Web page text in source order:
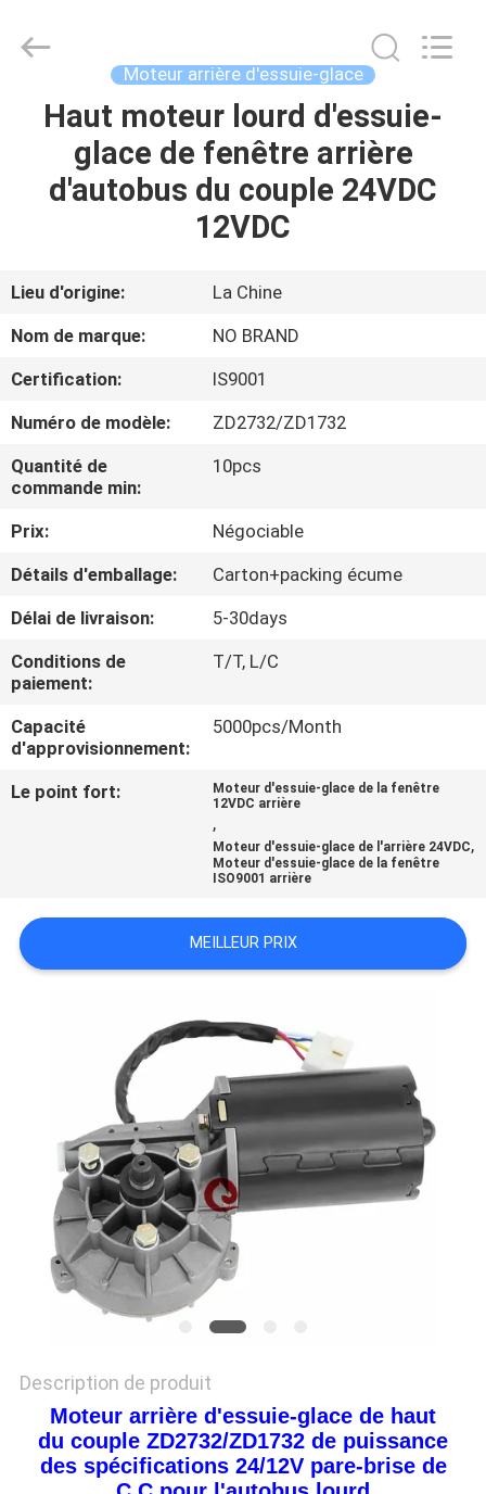
MAISON
À
PROPOS
NOUS
DE
L'USINE
CONTRÔLE
DE
LA
QUALITÉ
NOUVELLES
UN DEVIS
SITE
POLITIQUE
CONFIDENTIALITÉ
Junqi
International
Reserved.
Moteur arrière d'essuie-glace
Haut moteur lourd d'essuie-
glace de fenêtre arrière
d'autobus du couple 24VDC
12VDC
Lieu d'origine:
La Chine
Nom de marque:
NO BRAND
Certification:
IS9001
Numéro de modèle:
ZD2732/ZD1732
Quantité de
commande min:
10pcs
Prix:
Négociable
Détails d'emballage:
Carton+packing écume
Délai de livraison:
5-30days
Conditions de
paiement:
T/T, L/C
Capacité
d'approvisionnement:
5000pcs/Month
Le point fort:
Moteur d'essuie-glace de la fenêtre
12VDC arrière
,
Moteur d'essuie-glace de l'arrière 24VDC,
Moteur d'essuie-glace de la fenêtre
ISO9001 arrière
MEILLEUR PRIX
Description de produit
Moteur arrière d'essuie-glace de haut
du couple ZD2732/ZD1732 de puissance
des spécifications 24/12V pare-brise de